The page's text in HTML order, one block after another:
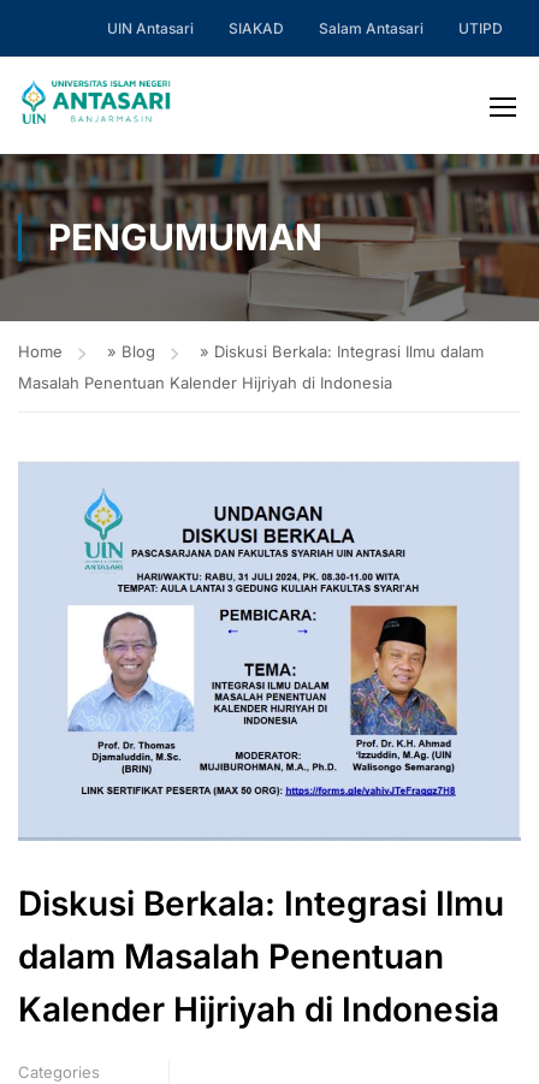
UIN Antasari SIAKAD Salam Antasari UTIPD
PENGUMUMAN
Home » Blog » Diskusi Berkala: Integrasi Ilmu dalam
Masalah Penentuan Kalender Hijriyah di Indonesia
Diskusi Berkala: Integrasi Ilmu
dalam Masalah Penentuan
Kalender Hijriyah di Indonesia
Categories